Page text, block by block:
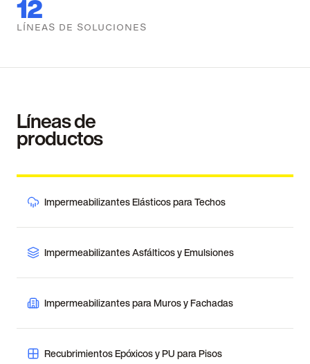
12
LÍNEAS DE SOLUCIONES
Líneas de
productos
Impermeabilizantes Elásticos para Techos
Impermeabilizantes Asfálticos y Emulsiones
Impermeabilizantes para Muros y Fachadas
Recubrimientos Epóxicos y PU para Pisos